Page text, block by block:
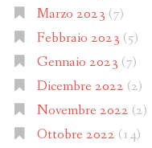
Marzo 2023 (7)
Febbraio 2023 (5)
Gennaio 2023 (7)
Dicembre 2022 (2)
Novembre 2022 (2)
Ottobre 2022 (14)